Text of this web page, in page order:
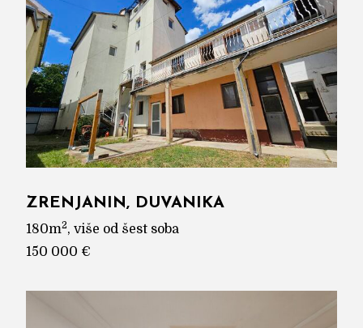
ZRENJANIN, DUVANIKA
180m2, više od šest soba
150 000 €